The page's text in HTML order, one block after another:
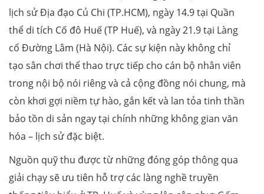
lịch sử Địa đạo Củ Chi (TP.HCM), ngày 14.9 tại Quần
thể di tích Cố đô Huế (TP Huế), và ngày 21.9 tại Làng
cổ Đường Lâm (Hà Nội). Các sự kiện này không chỉ
tạo sân chơi thể thao trực tiếp cho cán bộ nhân viên
trong nội bộ nói riêng và cả cộng đồng nói chung, mà
còn khơi gợi niềm tự hào, gắn kết và lan tỏa tinh thần
bảo tồn di sản ngay tại chính những không gian văn
hóa – lịch sử đặc biệt.
Nguồn quỹ thu được từ những đóng góp thông qua
giải chạy sẽ ưu tiên hỗ trợ các làng nghề truyền